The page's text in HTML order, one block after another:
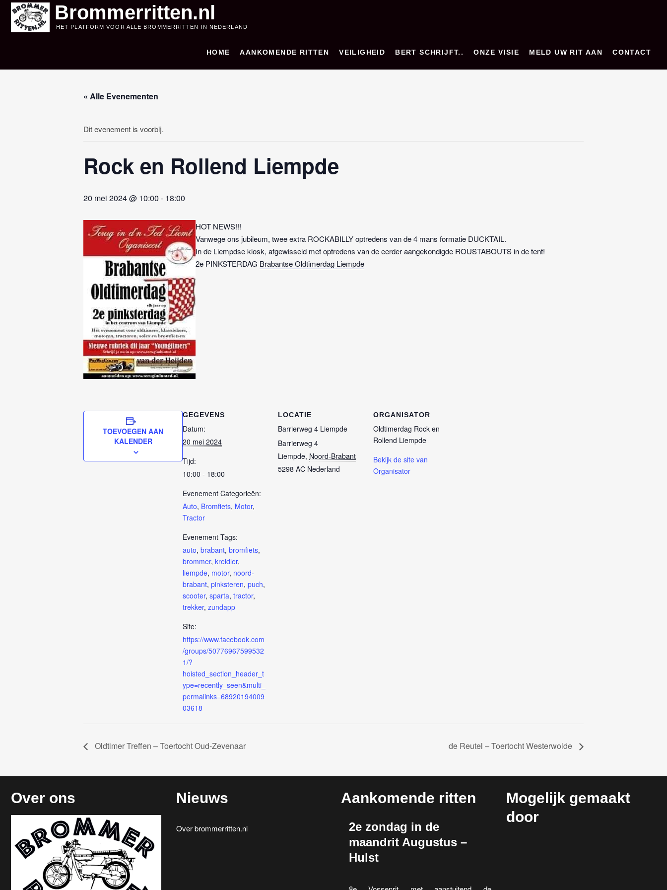
Skip
content
Brommerritten.nl
HET PLATFORM VOOR ALLE BROMMERRITTEN IN NEDERLAND
HOME AANKOMENDE RITTEN VEILIGHEID BERT SCHRIJFT.. ONZE VISIE MELD UW RIT AAN CONTACT
« Alle Evenementen
Dit evenement is voorbij.
Rock en Rollend Liempde
20 mei 2024 @ 10:00 - 18:00
HOT NEWS!!!
Vanwege ons jubileum, twee extra ROCKABILLY optredens van de 4 mans formatie DUCKTAIL.
In de Liempdse kiosk, afgewisseld met optredens van de eerder aangekondigde ROUSTABOUTS in de tent!
2e PINKSTERDAG Brabantse Oldtimerdag Liempde
TOEVOEGEN AAN
KALENDER
GEGEVENS
Datum:
20 mei 2024
Tijd:
10:00 - 18:00
Evenement Categorieën:
Auto, Bromfiets, Motor,
Tractor
Evenement Tags:
auto, brabant, bromfiets,
brommer, kreidler,
liempde, motor, noord-
brabant, pinksteren, puch,
scooter, sparta, tractor,
trekker, zundapp
Site:
https://www.facebook.com
/groups/50776967599532
1/?
hoisted_section_header_t
ype=recently_seen&multi_
permalinks=68920194009
03618
LOCATIE
Barrierweg 4 Liempde
Barrierweg 4
Liempde, Noord-Brabant
5298 AC Nederland
ORGANISATOR
Oldtimerdag Rock en
Rollend Liempde
Bekijk de site van
Organisator
Oldtimer Treffen – Toertocht Oud-Zevenaar de Reutel – Toertocht Westerwolde
Over ons Nieuws
Over brommerritten.nl
Aankomende ritten
2e zondag in de
maandrit Augustus –
Hulst
Mogelijk gemaakt
door